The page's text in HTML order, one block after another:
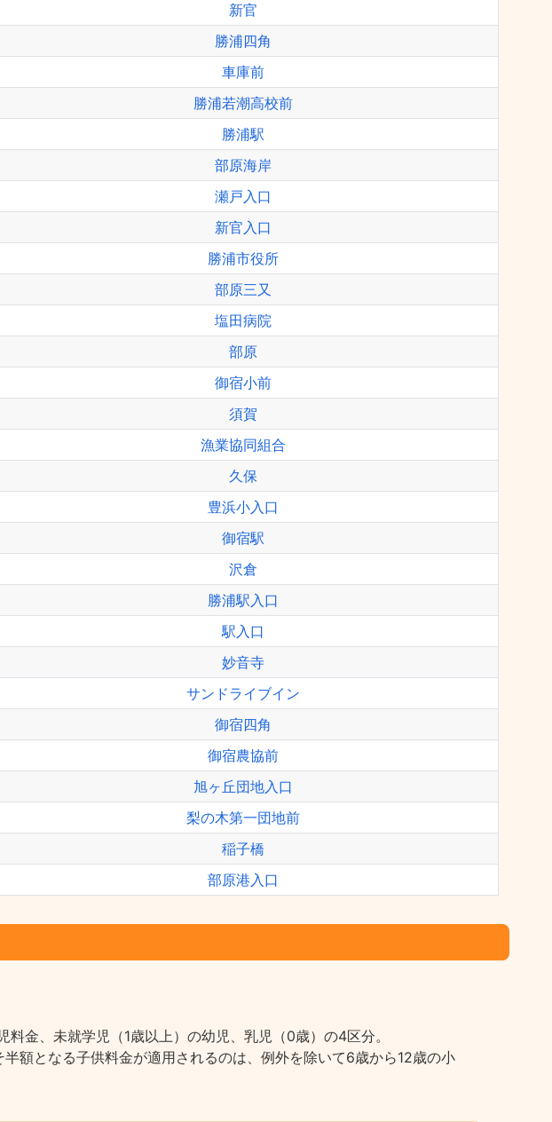
新官
勝浦四角
車庫前
勝浦若潮高校前
勝浦駅
部原海岸
瀬戸入口
新官入口
勝浦市役所
部原三又
塩田病院
部原
御宿小前
須賀
漁業協同組合
久保
豊浜小入口
御宿駅
沢倉
勝浦駅入口
駅入口
妙音寺
サンドライブイン
御宿四角
御宿農協前
旭ヶ丘団地入口
梨の木第一団地前
稲子橋
部原港入口
金、未就学児（1歳以上）の幼児、乳児（0歳）の4区分。
額となる子供料金が適用されるのは、例外を除いて6歳から12歳の小